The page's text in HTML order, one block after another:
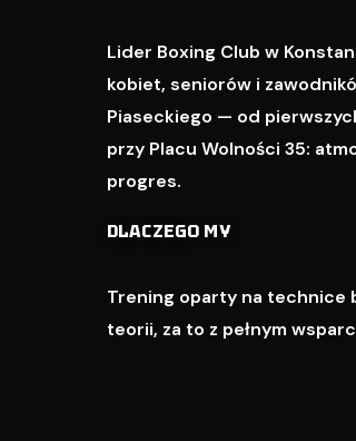
Lider Boxing Club w
kobiet, seniorów i
Piaseckiego — od
przy Placu Wolności 35:
progres.
DLACZEGO MY
Trening oparty na technice
teorii, za to z pełnym